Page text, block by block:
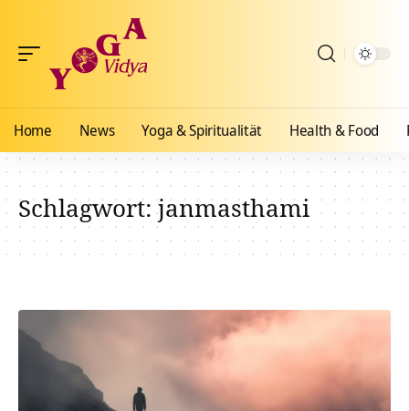
Home News Yoga & Spiritualität Health & Food
Schlagwort:janmasthami